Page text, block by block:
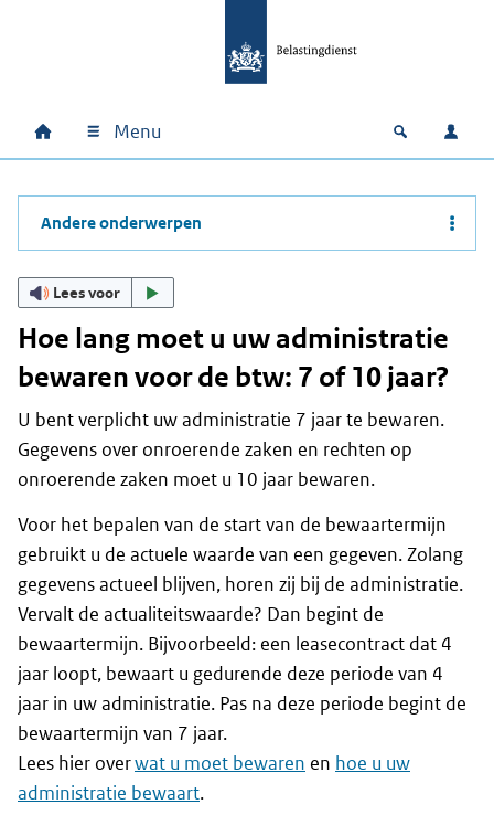
Hoofdnavigatie
Home Menu Open
Andere onderwerpen
Lees voor
Hoe lang moet u uw administratie
bewaren voor de btw: 7 of 10 jaar?
U bent verplicht uw administratie 7 jaar te bewaren.
Gegevens over onroerende zaken en rechten op
onroerende zaken moet u 10 jaar bewaren.
Voor het bepalen van de start van de bewaartermijn
gebruikt u de actuele waarde van een gegeven. Zolang
gegevens actueel blijven, horen zij bij de administratie.
Vervalt de actualiteitswaarde? Dan begint de
bewaartermijn. Bijvoorbeeld: een leasecontract dat 4
jaar loopt, bewaart u gedurende deze periode van 4
jaar in uw administratie. Pas na deze periode begint de
bewaartermijn van 7 jaar.
Lees hier overwat u moet bewaren en hoe u uw
administratie bewaart.